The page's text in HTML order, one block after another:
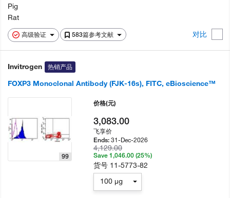
高级验证 583篇参考文献 对比
Pig
Rat
Invitrogen 热销产品
FOXP3 Monoclonal Antibody (FJK-16s), FITC, eBioscience™
99
价格(元)
3,083.00
飞享价
Ends:31-Dec-2026
4,129.00
Save 1,046.00 (25%)
货号 11-5773-82
100 µg